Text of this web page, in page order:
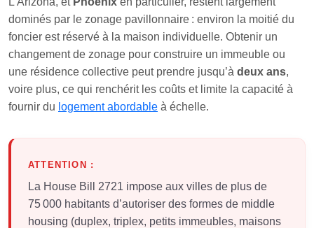
dominés par le zonage pavillonnaire : environ la moitié du
foncier est réservé à la maison individuelle. Obtenir un
changement de zonage pour construire un immeuble ou
une résidence collective peut prendre jusqu’à deux ans,
voire plus, ce qui renchérit les coûts et limite la capacité à
fournir du logement abordable à échelle.
ATTENTION :
La House Bill 2721 impose aux villes de plus de
75 000 habitants d’autoriser des formes de middle
housing (duplex, triplex, petits immeubles, maisons